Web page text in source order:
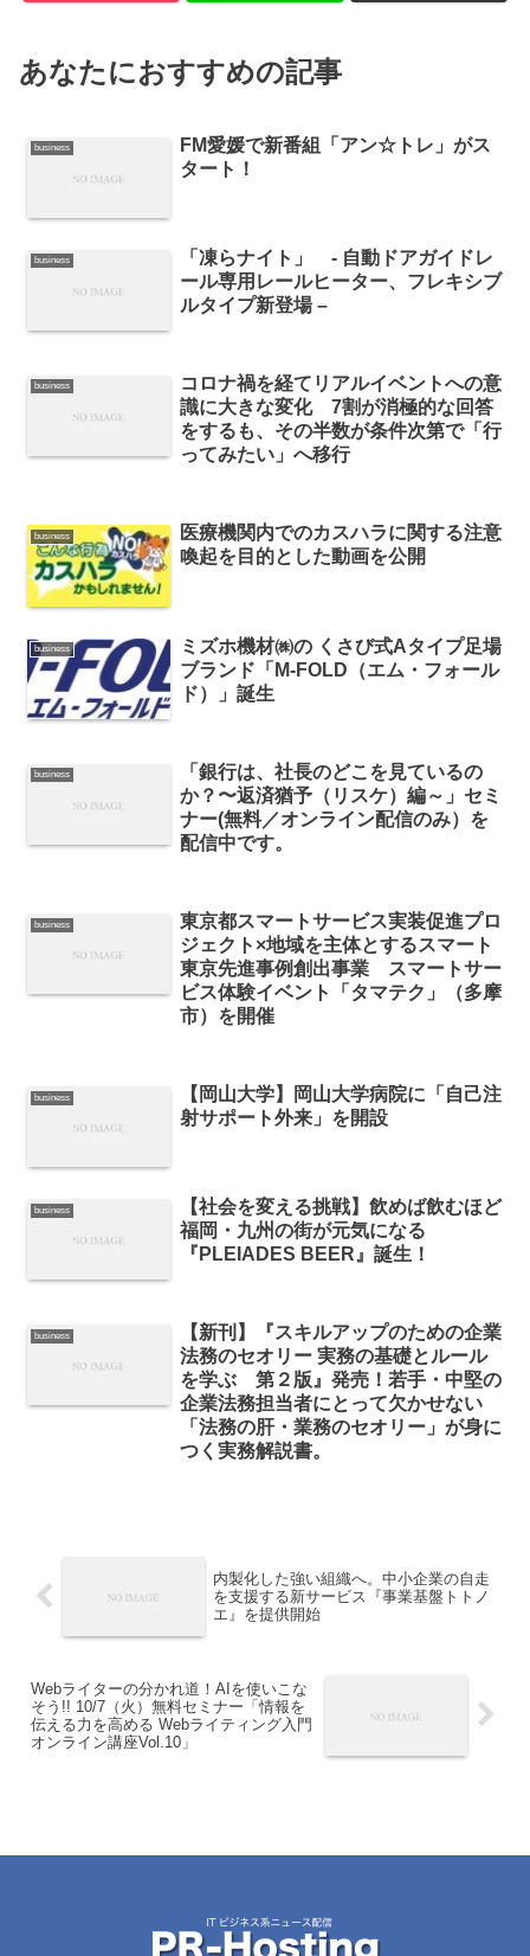
あなたにおすすめの記事
business
FM愛媛で新番組「アン☆トレ」がス
タート！
business
「凍らナイト」 - 自動ドアガイドレ
ール専用レールヒーター、フレキシブ
ルタイプ新登場 –
business
コロナ禍を経てリアルイベントへの意
識に大きな変化 7割が消極的な回答
をするも、その半数が条件次第で「行
ってみたい」へ移行
business
医療機関内でのカスハラに関する注意
喚起を目的とした動画を公開
business
ミズホ機材㈱の くさび式Aタイプ足場
ブランド「M-FOLD（エム・フォール
ド）」誕生
business
「銀行は、社長のどこを見ているの
か？〜返済猶予（リスケ）編～」セミ
ナー(無料／オンライン配信のみ）を
配信中です。
business
東京都スマートサービス実装促進プロ
ジェクト×地域を主体とするスマート
東京先進事例創出事業 スマートサー
ビス体験イベント「タマテク」（多摩
市）を開催
business
【岡山大学】岡山大学病院に「自己注
射サポート外来」を開設
business
【社会を変える挑戦】飲めば飲むほど
福岡・九州の街が元気になる
『PLEIADES BEER』誕生！
business
【新刊】『スキルアップのための企業
法務のセオリー 実務の基礎とルール
を学ぶ 第２版』発売！若手・中堅の
企業法務担当者にとって欠かせない
「法務の肝・業務のセオリー」が身に
つく実務解説書。
内製化した強い組織へ。中小企業の自走
を支援する新サービス『事業基盤トトノ
エ』を提供開始
Webライターの分かれ道！AIを使いこな
そう!! 10/7（火）無料セミナー「情報を
伝える力を高める Webライティング入門
オンライン講座Vol.10」